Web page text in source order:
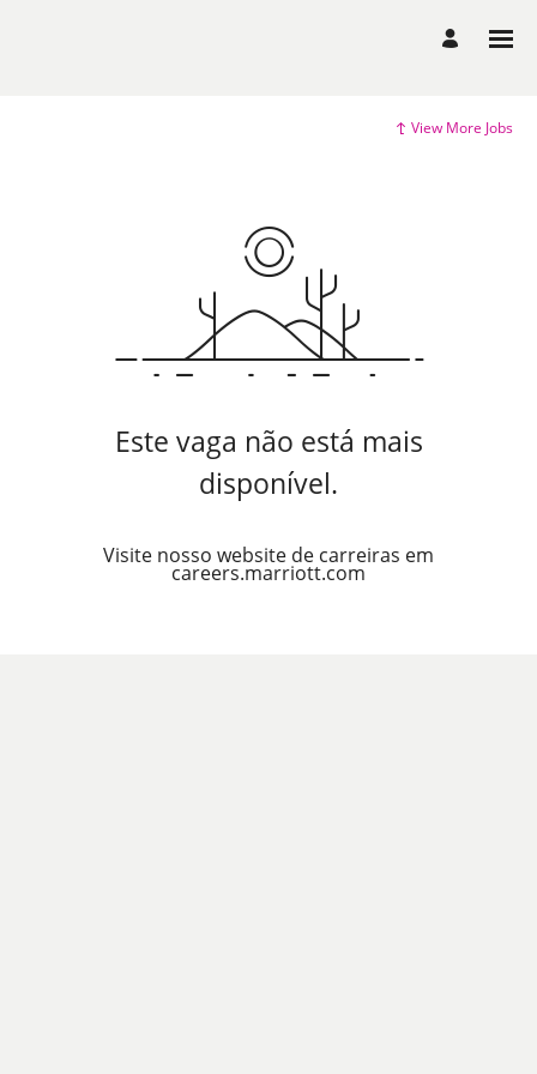
View More Jobs
Este vaga não está mais
disponível.
Visite nosso website de carreiras em
careers.marriott.com